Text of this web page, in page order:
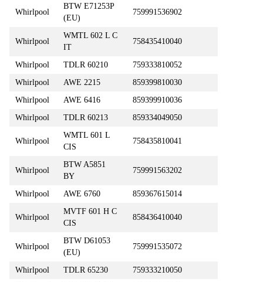
Whirlpool
BTW E71253P
(EU)
759991536902
Whirlpool
WMTL 602 L C
IT
758435410040
Whirlpool TDLR 60210
759333810052
Whirlpool
AWE 2215
859399810030
Whirlpool
AWE 6416
859399910036
Whirlpool
TDLR 60213 859334049050
Whirlpool
WMTL 601 L
CIS
758435810041
Whirlpool
BTW A5851
BY
759991563202
Whirlpool AWE 6760 859367615014
Whirlpool
MVTF 601 H C
CIS
858436410040
Whirlpool
BTW D61053
(EU)
759991535072
Whirlpool TDLR 65230
759333210050